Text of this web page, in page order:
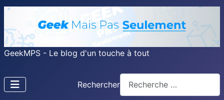
GeekMPS - Le blog d'un touche à tout
Rechercher